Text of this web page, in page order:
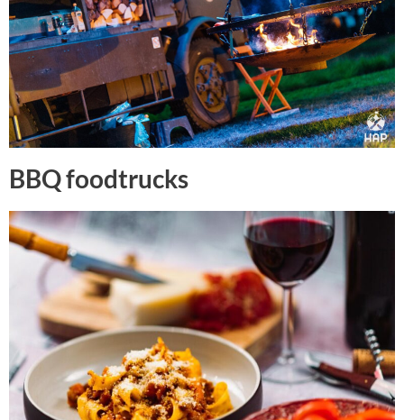
BBQ foodtrucks